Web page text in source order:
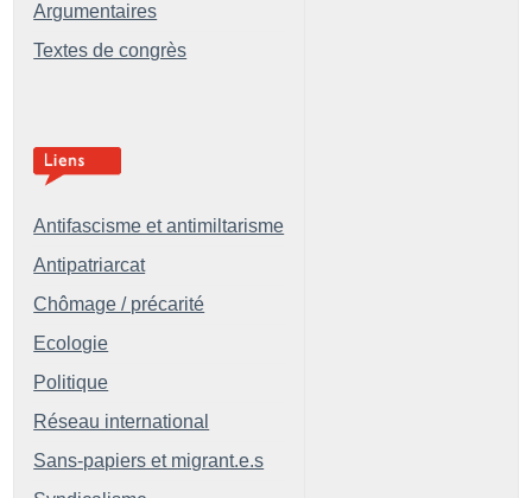
Argumentaires
Textes de congrès
Antifascisme et antimiltarisme
Antipatriarcat
Chômage / précarité
Ecologie
Politique
Réseau international
Sans-papiers et migrant.e.s